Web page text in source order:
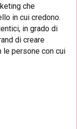
che
in cui credono.
in grado di
di creare
le persone con cui